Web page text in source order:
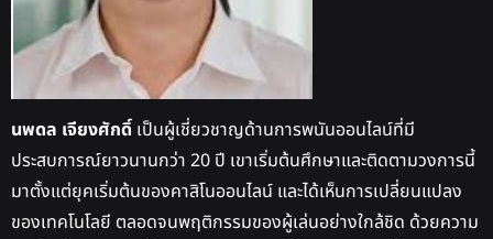
นพดล เจียงศักดิ์ เป็นผู้เชี่ยวชาญด้านการพนันออนไลน์ที่มี
ประสบการณ์ยาวนานกว่า 20 ปี เขาเริ่มต้นศึกษาและติดตามวงการนี้
มาตั้งแต่ยุคเริ่มต้นของคาสิโนออนไลน์ และได้เห็นการเปลี่ยนแปลง
ของเทคโนโลยี ตลอดจนพฤติกรรมของผู้เล่นอย่างใกล้ชิด ด้วยความ